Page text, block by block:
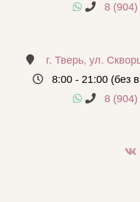
8
г. Тверь, ул.
8:00 - 21:00 (без
8